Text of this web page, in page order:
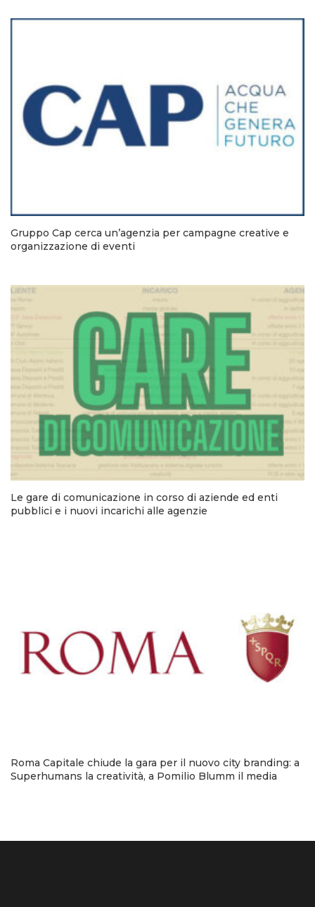
Gruppo Cap cerca un’agenzia per campagne creative e
organizzazione di eventi
Le gare di comunicazione in corso di aziende ed enti
pubblici e i nuovi incarichi alle agenzie
Roma Capitale chiude la gara per il nuovo city branding: a
Superhumans la creatività, a Pomilio Blumm il media